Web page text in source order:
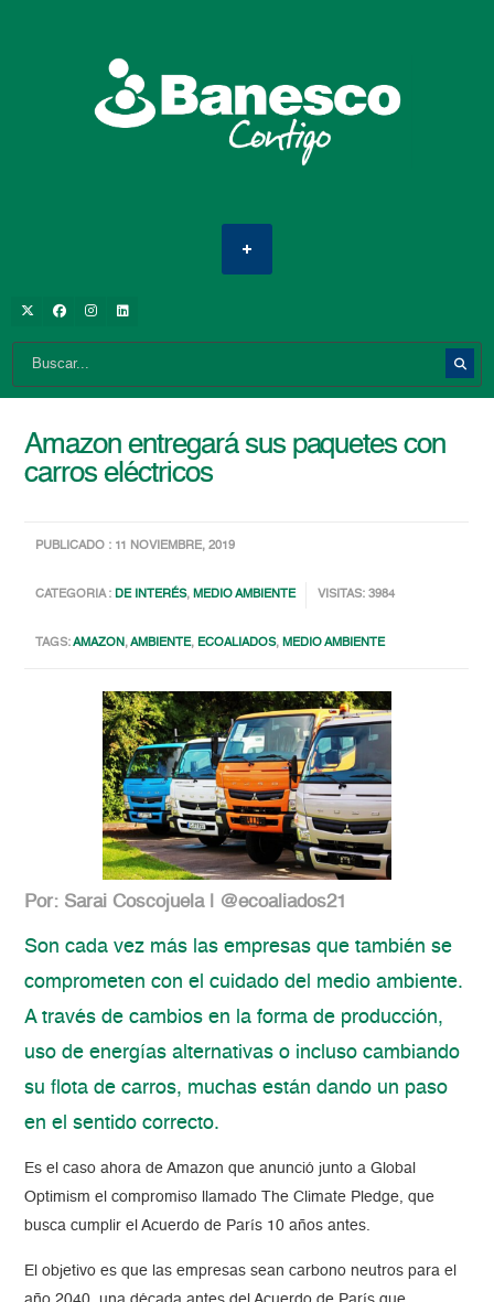
Amazon‌ ‌entregará‌ ‌sus‌ ‌paquetes‌ ‌con‌
‌carros‌ ‌eléctricos‌ ‌
PUBLICADO : 11 NOVIEMBRE, 2019
CATEGORIA :DE INTERÉS,MEDIO AMBIENTE VISITAS: 3984
TAGS:AMAZON,AMBIENTE, ECOALIADOS,MEDIO AMBIENTE
Por: Sarai Coscojuela | @ecoaliados21
Son cada vez más las empresas que también se
comprometen con el cuidado del medio ambiente.
A través de cambios en la forma de producción,
uso de energías alternativas o incluso cambiando
su flota de carros, muchas están dando un paso
en el sentido correcto.
Es el caso ahora de Amazon que anunció junto a Global
Optimism el compromiso llamado The Climate Pledge, que
busca cumplir el Acuerdo de París 10 años antes.
El objetivo es que las empresas sean carbono neutros para el